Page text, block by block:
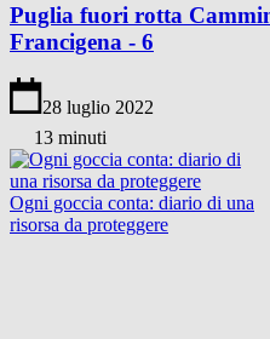
Puglia fuori rotta
Francigena - 6
28 luglio 2022
13 minuti
Ogni goccia conta: diario di una
risorsa da proteggere